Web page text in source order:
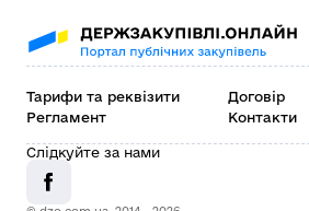
Тарифи та реквізити
Договір
Регламент
Контакти
Слідкуйте за нами